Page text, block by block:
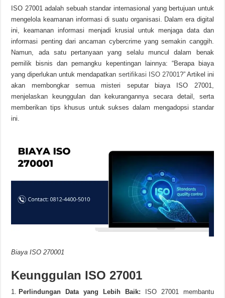
ISO 27001 adalah sebuah standar internasional yang bertujuan untuk
mengelola keamanan informasi di suatu organisasi. Dalam era digital
ini, keamanan informasi menjadi krusial untuk menjaga data dan
informasi penting dari ancaman cybercrime yang semakin canggih.
Namun, ada satu pertanyaan yang selalu muncul dalam benak
pemilik bisnis dan pemangku kepentingan lainnya: “Berapa biaya
yang diperlukan untuk mendapatkan sertifikasi ISO 27001?” Artikel ini
akan membongkar semua misteri seputar biaya ISO 27001,
menjelaskan keunggulan dan kekurangannya secara detail, serta
memberikan tips khusus untuk sukses dalam mengadopsi standar
ini.
Biaya ISO 270001
Keunggulan ISO 27001
Perlindungan Data yang Lebih Baik: ISO 27001 membantu